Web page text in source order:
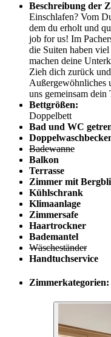
Beschreibung der
Einschlafen? Vom
dem du erholt und
job for us! Im
die Suiten haben
machen deine
Zieh dich zurück
Außergewöhnliches
uns gemeinsam
Bettgrößen:
Doppelbett
Bad und WC
Badewanne
Balkon
Terrasse
Zimmer mit
Kühlschrank
Klimaanlage
Zimmersafe
Haartrockner
Bademantel
Wäscheständer
Handtuchservice
Zimmerkategorien: